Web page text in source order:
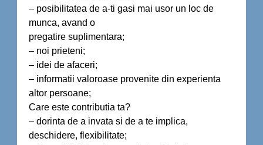
– posibilitatea de a-ti gasi mai usor un loc de
munca, avand o
pregatire suplimentara;
– noi prieteni;
– idei de afaceri;
– informatii valoroase provenite din experienta
altor persoane;
Care este contributia ta?
– dorinta de a invata si de a te implica,
deschidere, flexibilitate;